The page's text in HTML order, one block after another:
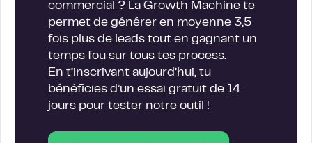
commercial ? La Growth Machine te
permet de générer en moyenne 3,5
fois plus de leads tout en gagnant un
temps fou sur tous tes process.
En t’inscrivant aujourd’hui, tu
bénéficies d’un essai gratuit de 14
jours pour tester notre outil !